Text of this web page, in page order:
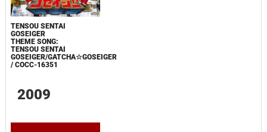
TENSOU SENTAI
GOSEIGER
THEME SONG:
TENSOU SENTAI
GOSEIGER/GATCHA☆GOSEIGER
/ COCC-16351
2009